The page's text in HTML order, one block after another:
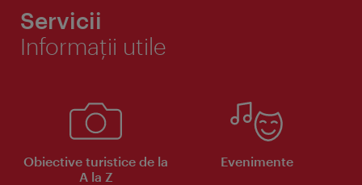
Servicii
Informaţii utile
Obiective turistice de la
A la Z
Evenimente